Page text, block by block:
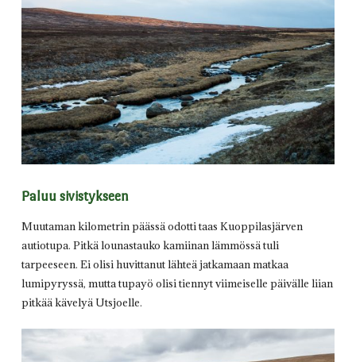
Paluu sivistykseen
Muutaman kilometrin päässä odotti taas Kuoppilasjärven
autiotupa. Pitkä lounastauko kamiinan lämmössä tuli
tarpeeseen. Ei olisi huvittanut lähteä jatkamaan matkaa
lumipyryssä, mutta tupayö olisi tiennyt viimeiselle päivälle liian
pitkää kävelyä Utsjoelle.